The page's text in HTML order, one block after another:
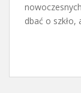
dbać o szkło,